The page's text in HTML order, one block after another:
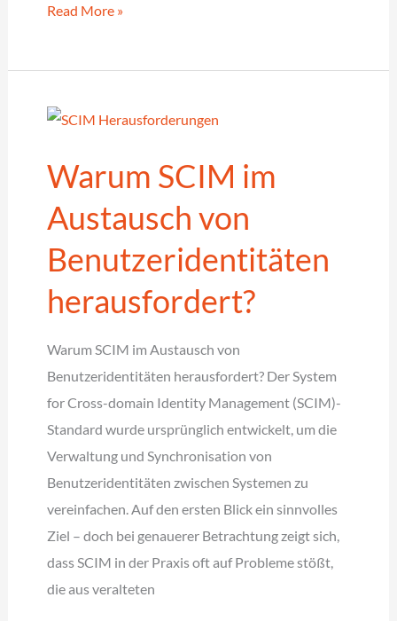
Abschied
Warum
Zeit
umzudenken!
Read More »
Warum SCIM im
Austausch von
Benutzeridentitäten
herausfordert?
Warum SCIM im Austausch von
Benutzeridentitäten herausfordert? Der System
for Cross-domain Identity Management (SCIM)-
Standard wurde ursprünglich entwickelt, um die
Verwaltung und Synchronisation von
Benutzeridentitäten zwischen Systemen zu
vereinfachen. Auf den ersten Blick ein sinnvolles
Ziel – doch bei genauerer Betrachtung zeigt sich,
dass SCIM in der Praxis oft auf Probleme stößt,
die aus veralteten